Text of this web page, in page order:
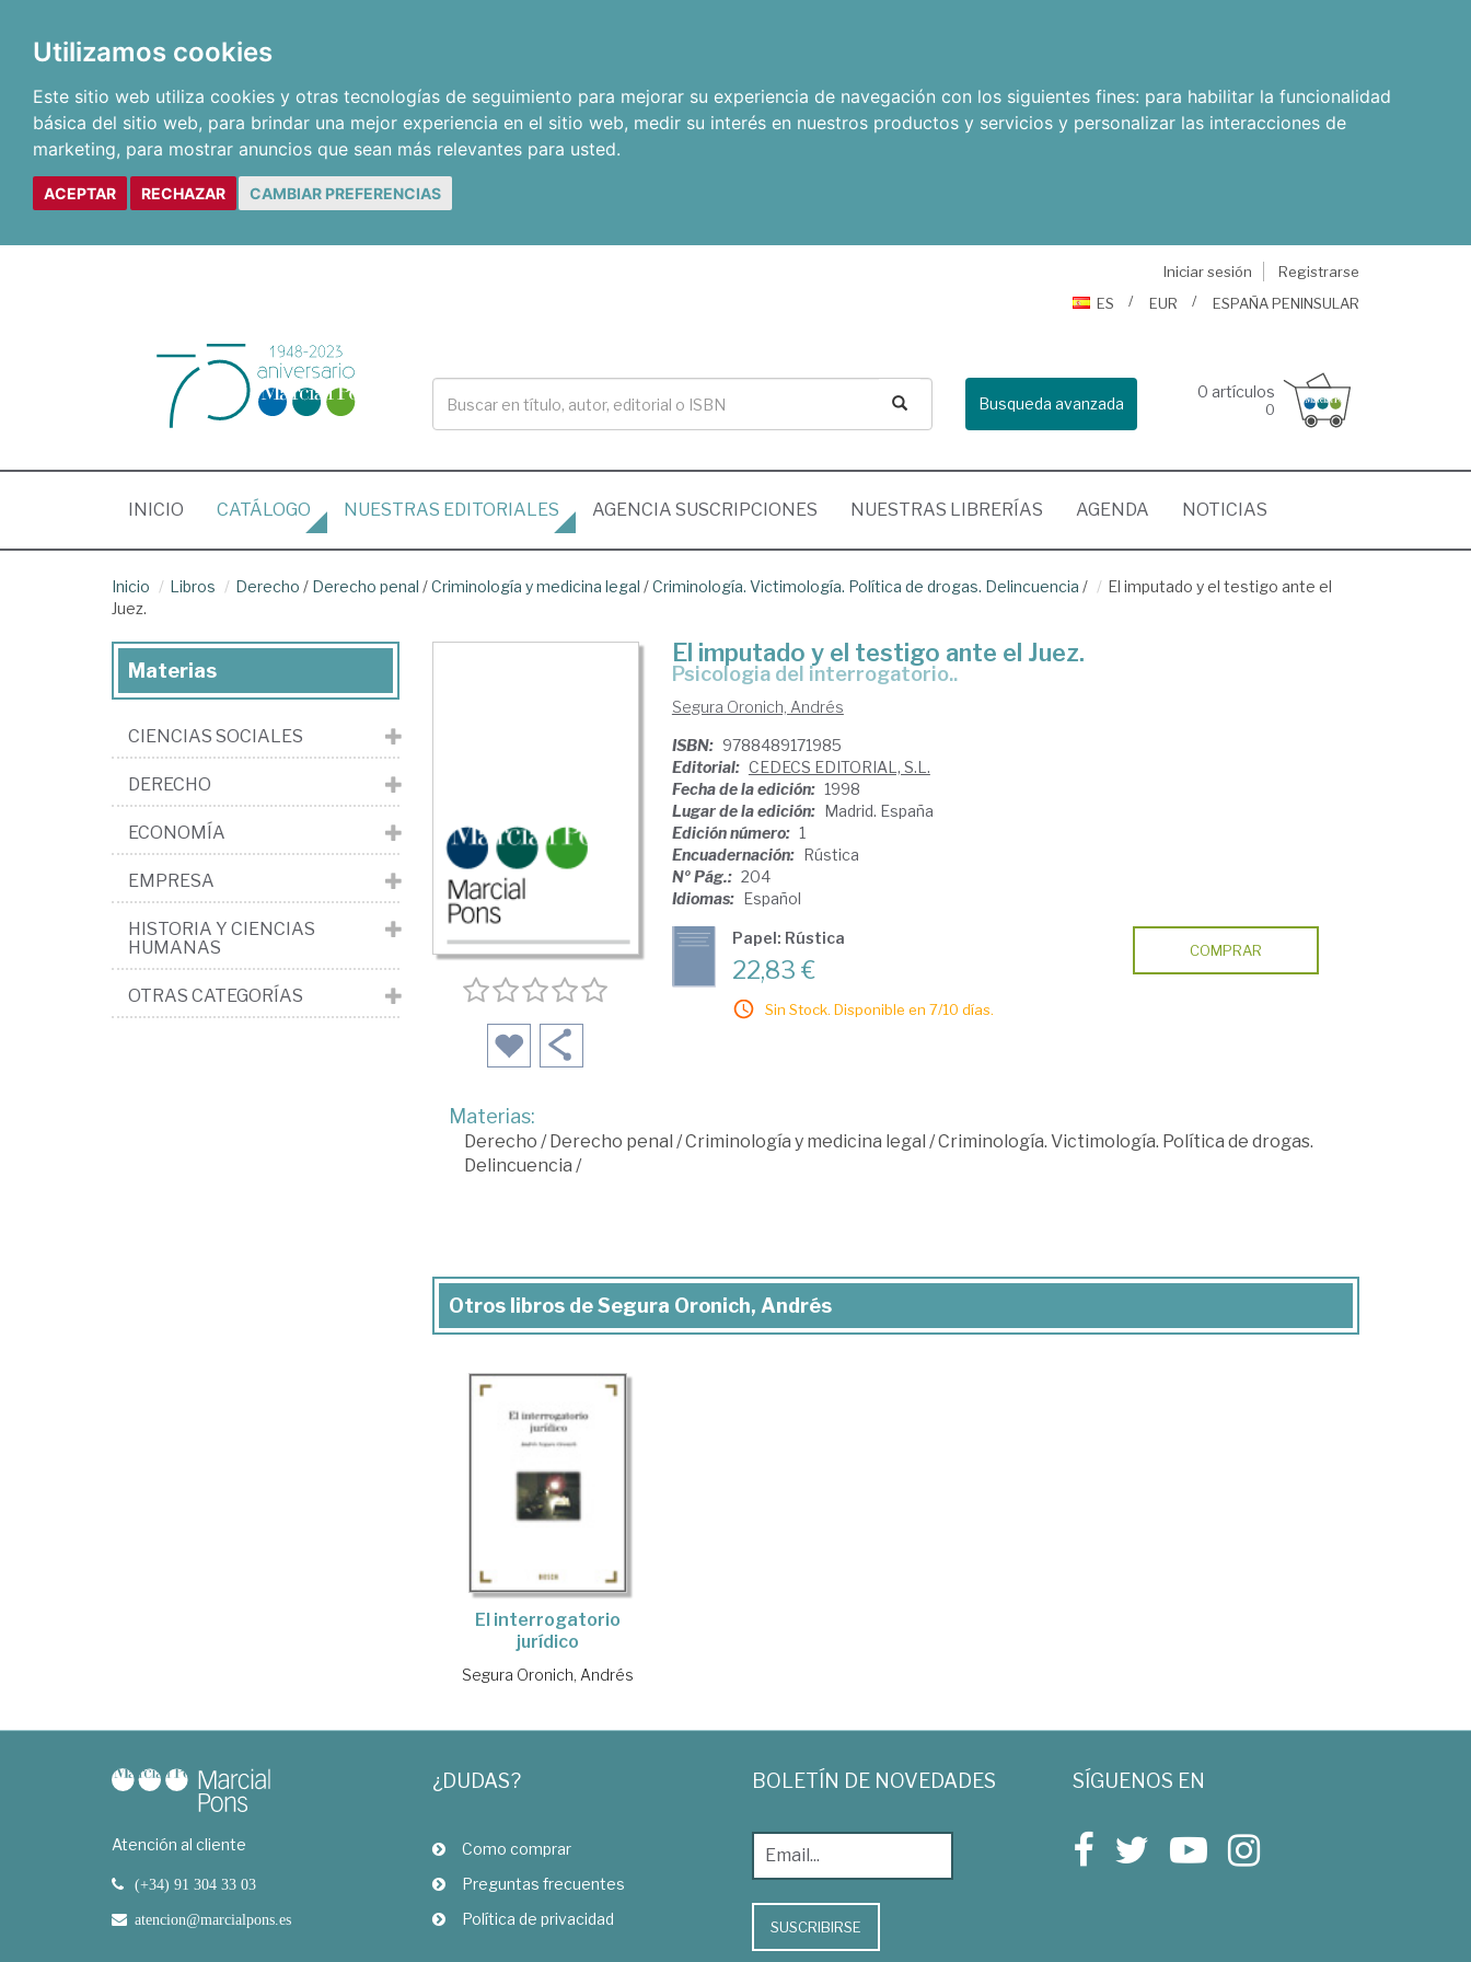
Utilizamos cookies
Este sitio web utiliza cookies y otras tecnologías de seguimiento para mejorar su experiencia de navegación con los siguientes fines: para habilitar la funcionalidad
básica del sitio web, para brindar una mejor experiencia en el sitio web, medir su interés en nuestros productos y servicios y personalizar las interacciones de
marketing, para mostrar anuncios que sean más relevantes para usted.
ACEPTAR RECHAZAR CAMBIAR PREFERENCIAS
Iniciar sesión
Registrarse
ES
EUR ESPAÑA PENINSULAR
Busqueda avanzada
0 artículos
0
INICIO (CURRENT)
CATÁLOGO NUESTRAS EDITORIALES AGENCIA SUSCRIPCIONES NUESTRAS LIBRERÍAS AGENDA NOTICIAS
Inicio Libros Derecho / Derecho penal /Criminología y medicina legal /Criminología. Victimología. Política de drogas. Delincuencia /
El imputado y el testigo ante el
Juez.
El imputado y el testigo ante el Juez.
Psicologia del interrogatorio..
Segura Oronich, Andrés
ISBN: 9788489171985
Editorial: CEDECS EDITORIAL, S.L.
Fecha de la edición: 1998
Lugar de la edición: Madrid. España
Edición número: 1
Encuadernación: Rústica
Nº Pág.: 204
Idiomas: Español
Papel: Rústica
22,83 €
Sin Stock. Disponible en 7/10 días.
COMPRAR
Materias:
Derecho /Derecho penal /Criminología y medicina legal /Criminología. Victimología. Política de drogas.
Delincuencia /
Otros libros de Segura Oronich, Andrés
El interrogatorio
jurídico
Segura Oronich, Andrés
Materias
CIENCIAS SOCIALES
DERECHO
ECONOMÍA
EMPRESA
HISTORIA Y CIENCIAS
HUMANAS
OTRAS CATEGORÍAS
Atención al cliente
(+34) 91 304 33 03
atencion@marcialpons.es
¿DUDAS?
Como comprar
Preguntas frecuentes
Política de privacidad
BOLETÍN DE NOVEDADES
SUSCRIBIRSE
SÍGUENOS EN